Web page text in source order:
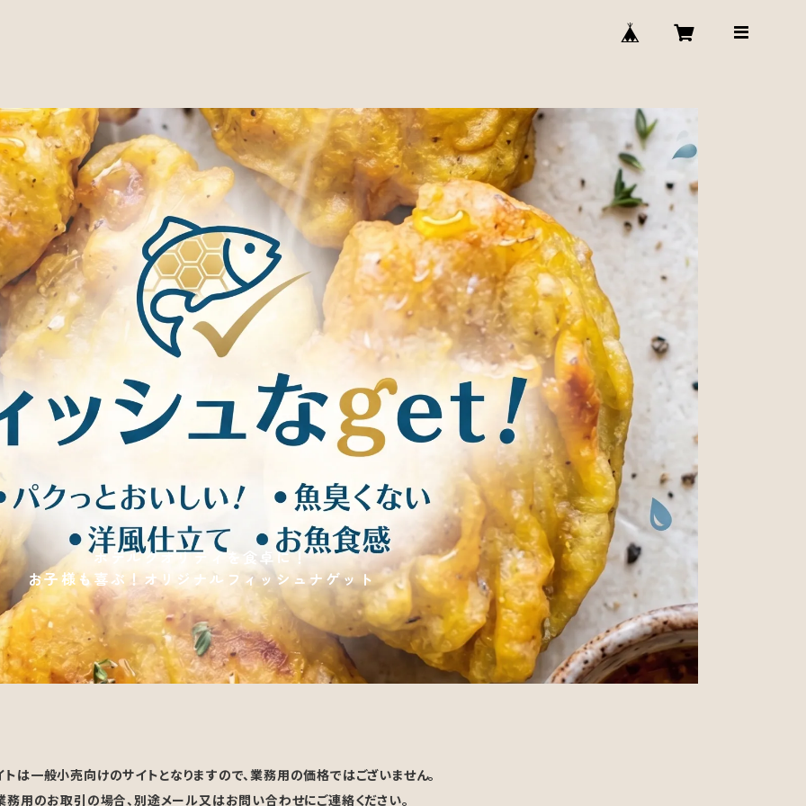
ホテルクオリティを食卓に！
お子様も喜ぶ！オリジナルフィッシュナゲット
トは一般小売向けのサイトとなりますので、業務用の価格ではございません。
務用のお取引の場合、別途メール又はお問い合わせにご連絡ください。